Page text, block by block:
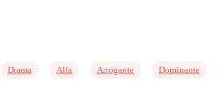
Drama Alfa Arrogante Dominante